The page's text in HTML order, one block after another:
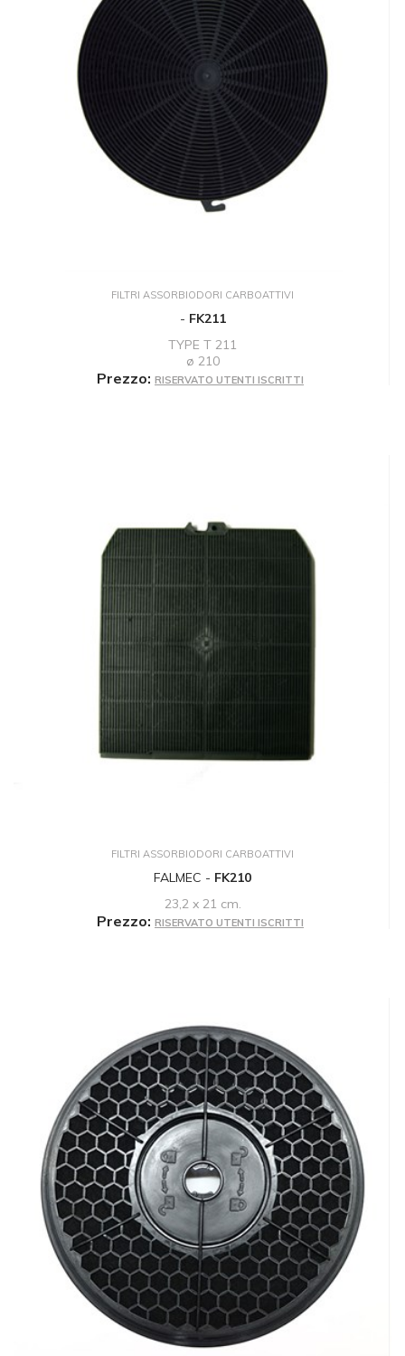
FILTRI ASSORBIODORI CARBOATTIVI
- FK211
TYPE T 211
ø 210
Prezzo: RISERVATO UTENTI ISCRITTI
FILTRI ASSORBIODORI CARBOATTIVI
FALMEC - FK210
23,2 x 21 cm.
Prezzo: RISERVATO UTENTI ISCRITTI